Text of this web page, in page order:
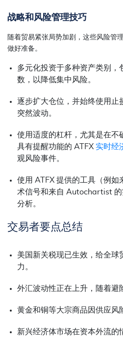
战略和风险管理技巧
随着贸易紧张局势加剧，这些风险管
做好准备。
多元化投资于多种资产类别，
数，以降低集中风险。
逐步扩大仓位，并始终使用止
突然波动。
使用适度的杠杆，尤其是在不
具有提醒功能的 ATFX 实时经
观风险事件。
使用 ATFX 提供的工具（例
术信号和来自 Autochartist
分析。
交易者要点总结
美国新关税现已生效，给全球
力。
外汇波动性正在上升，随着避
黄金和铜等大宗商品因供应风
新兴经济体市场在资本外流的